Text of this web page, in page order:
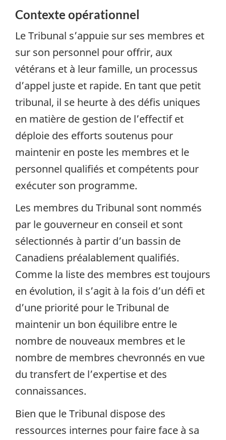
Contexte opérationnel
Le Tribunal s’appuie sur ses membres et
sur son personnel pour offrir, aux
vétérans et à leur famille, un processus
d’appel juste et rapide. En tant que petit
tribunal, il se heurte à des défis uniques
en matière de gestion de l’effectif et
déploie des efforts soutenus pour
maintenir en poste les membres et le
personnel qualifiés et compétents pour
exécuter son programme.
Les membres du Tribunal sont nommés
par le gouverneur en conseil et sont
sélectionnés à partir d’un bassin de
Canadiens préalablement qualifiés.
Comme la liste des membres est toujours
en évolution, il s’agit à la fois d’un défi et
d’une priorité pour le Tribunal de
maintenir un bon équilibre entre le
nombre de nouveaux membres et le
nombre de membres chevronnés en vue
du transfert de l’expertise et des
connaissances.
Bien que le Tribunal dispose des
ressources internes pour faire face à sa